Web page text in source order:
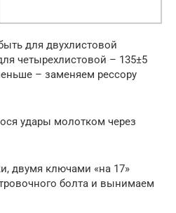
для двухлистовой
четырехлистовой – 135±5
– заменяем рессору
удары молотком через
двумя ключами «на 17»
болта и вынимаем